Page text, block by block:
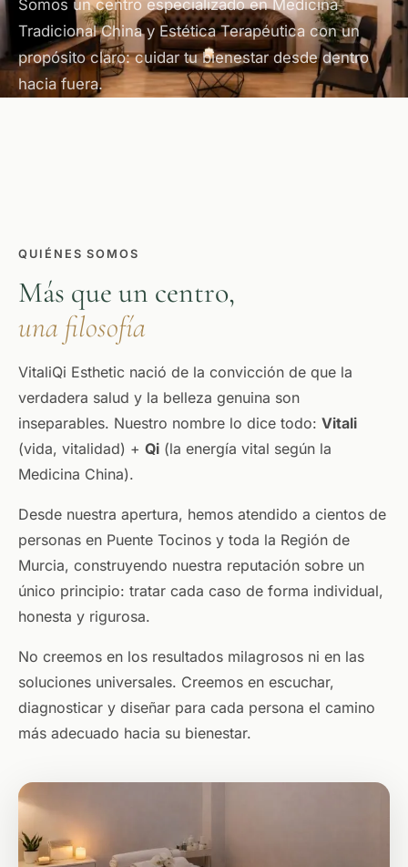
Somos un centro especializado en Medicina
Tradicional China y Estética Terapéutica con un
propósito claro: cuidar tu bienestar desde dentro
hacia fuera.
QUIÉNES SOMOS
Más que un centro,
una filosofía
VitaliQi Esthetic nació de la convicción de que la
verdadera salud y la belleza genuina son
inseparables. Nuestro nombre lo dice todo: Vitali
(vida, vitalidad) + Qi (la energía vital según la
Medicina China).
Desde nuestra apertura, hemos atendido a cientos de
personas en Puente Tocinos y toda la Región de
Murcia, construyendo nuestra reputación sobre un
único principio: tratar cada caso de forma individual,
honesta y rigurosa.
No creemos en los resultados milagrosos ni en las
soluciones universales. Creemos en escuchar,
diagnosticar y diseñar para cada persona el camino
más adecuado hacia su bienestar.